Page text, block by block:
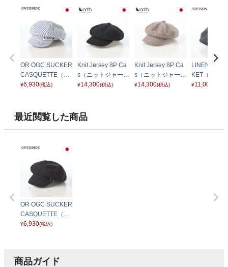
OR OGC SUCKER
CASQUETTE（サ
ッカー キャスケッ
¥6,930(税込)
Knit Jersey 8P Ca
s（ニットジャージ
ー キャス） ブラッ
¥14,300(税込)
Knit Jersey 8P Ca
s（ニットジャージ
ー キャス） ベージ
¥14,300(税込)
LINEN
KET（リネ
ン キャスケ
¥11,000
最近閲覧した商品
OR OGC SUCKER
CASQUETTE（サ
ッカー キャスケッ
¥6,930(税込)
商品ガイド